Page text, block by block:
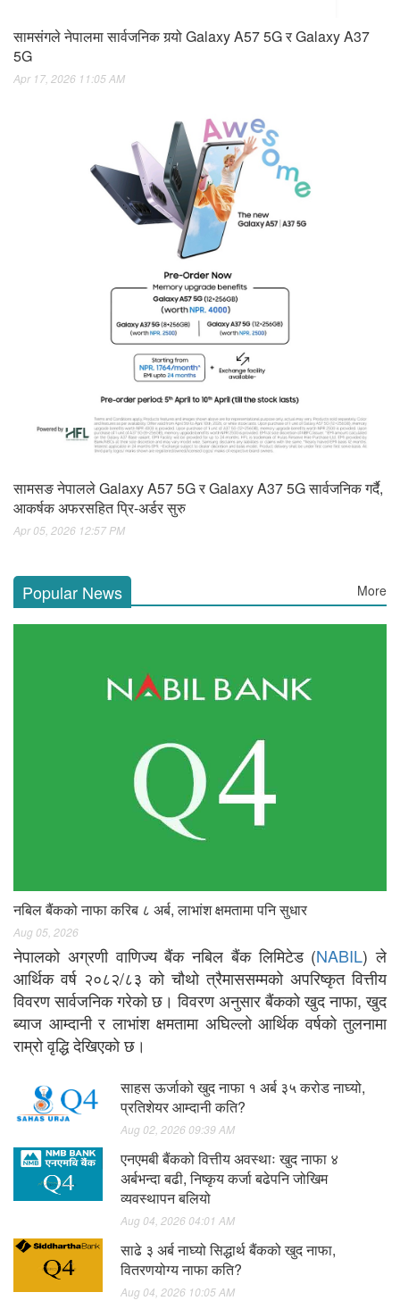
सामसंगले नेपालमा सार्वजनिक गर्‍यो Galaxy A57 5G र Galaxy A37
5G
Apr 17, 2026 11:05 AM
सामसङ नेपालले Galaxy A57 5G र Galaxy A37 5G सार्वजनिक गर्दै,
आकर्षक अफरसहित प्रि-अर्डर सुरु
Apr 05, 2026 12:57 PM
Popular News More
नबिल बैंकको नाफा करिब ८ अर्ब, लाभांश क्षमतामा पनि सुधार
Aug 05, 2026
नेपालको अग्रणी वाणिज्य बैंक नबिल बैंक लिमिटेड (NABIL) ले
आर्थिक वर्ष २०८२/८३ को चौथो त्रैमाससम्मको अपरिष्कृत वित्तीय
विवरण सार्वजनिक गरेको छ। विवरण अनुसार बैंकको खुद नाफा, खुद
ब्याज आम्दानी र लाभांश क्षमतामा अघिल्लो आर्थिक वर्षको तुलनामा
राम्रो वृद्धि देखिएको छ।
साहस ऊर्जाको खुद नाफा १ अर्ब ३५ करोड नाघ्यो,
प्रतिशेयर आम्दानी कति?
Aug 02, 2026 09:39 AM
एनएमबी बैंकको वित्तीय अवस्थाः खुद नाफा ४
अर्बभन्दा बढी, निष्कृय कर्जा बढेपनि जोखिम
व्यवस्थापन बलियो
Aug 04, 2026 04:01 AM
साढे ३ अर्ब नाघ्यो सिद्धार्थ बैंकको खुद नाफा,
वितरणयोग्य नाफा कति?
Aug 04, 2026 10:05 AM